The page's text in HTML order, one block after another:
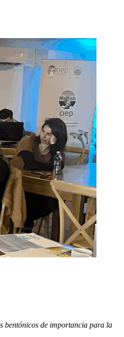
bentónicos de importancia para la